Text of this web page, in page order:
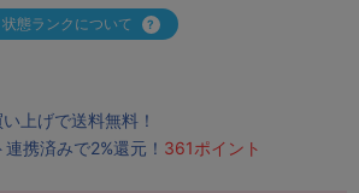
状態ランクについて
上げで送料無料！
携済みで2%還元！ 361ポイント